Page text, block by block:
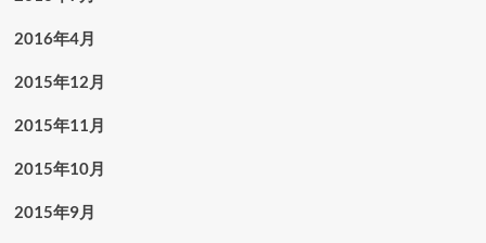
2016年4月
2015年12月
2015年11月
2015年10月
2015年9月